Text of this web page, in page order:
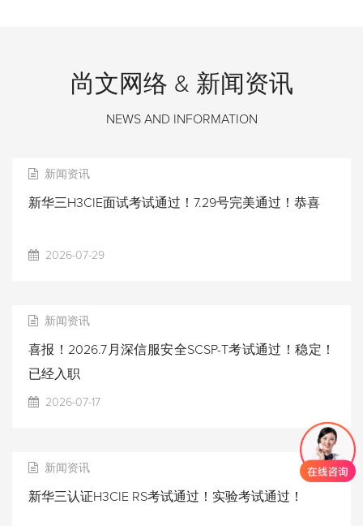
尚文网络 & 新闻资讯
NEWS AND INFORMATION
新闻资讯
新华三H3CIE面试考试通过！7.29号完美通过！恭喜
2026-07-29
新闻资讯
喜报！2026.7月深信服安全SCSP-T考试通过！稳定！
已经入职
2026-07-17
新闻资讯
新华三认证H3CIE RS考试通过！实验考试通过！